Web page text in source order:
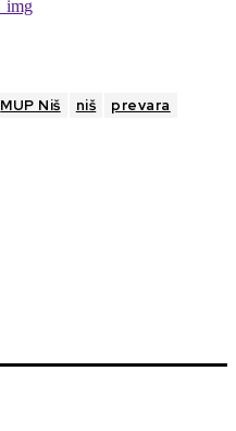
MUP Niš niš prevara